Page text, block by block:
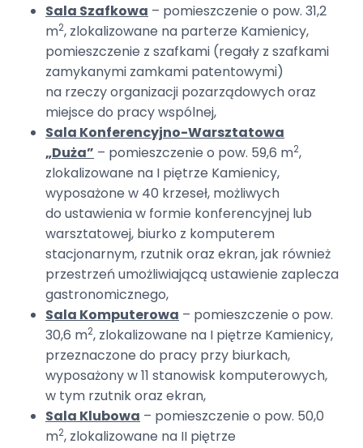
Sala Szafkowa – pomieszczenie o pow. 31,2
m2, zlokalizowane na parterze Kamienicy,
pomieszczenie z szafkami (regały z szafkami
zamykanymi zamkami patentowymi)
na rzeczy organizacji pozarządowych oraz
miejsce do pracy wspólnej,
Sala Konferencyjno-Warsztatowa
„Duża” – pomieszczenie o pow. 59,6 m2,
zlokalizowane na I piętrze Kamienicy,
wyposażone w 40 krzeseł, możliwych
do ustawienia w formie konferencyjnej lub
warsztatowej, biurko z komputerem
stacjonarnym, rzutnik oraz ekran, jak również
przestrzeń umożliwiającą ustawienie zaplecza
gastronomicznego,
Sala Komputerowa – pomieszczenie o pow.
30,6 m2, zlokalizowane na I piętrze Kamienicy,
przeznaczone do pracy przy biurkach,
wyposażony w 11 stanowisk komputerowych,
w tym rzutnik oraz ekran,
Sala Klubowa – pomieszczenie o pow. 50,0
m2, zlokalizowane na II piętrze